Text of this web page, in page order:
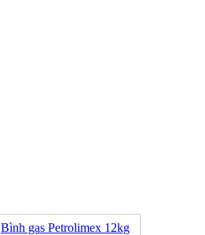
Bình gas Petrolimex 12kg